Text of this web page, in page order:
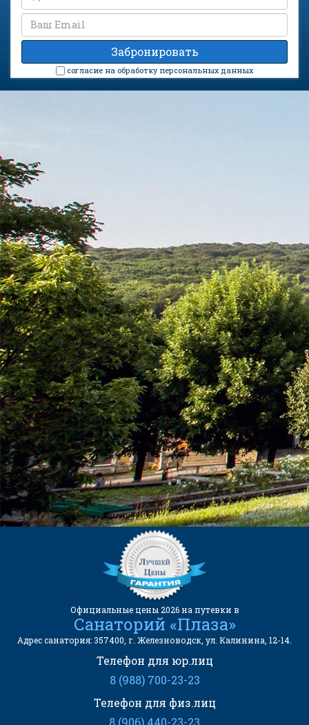
cогласие на обработку персональных данных
Санаторий «Плаза» на карте
КОНТАКТЫ
ЕДИНОЙ СЛУЖБЫ БРОНИРОВАНИЯ:
8 (906) 440-23-23
(Бесплатный звонок)
kurortinfo@mail.ru
АДРЕС САНАТОРИЯ:
357400, г. Железноводск, ул.
Калинина, 12-14.
Официальные цены 2026 на путевки в
Санаторий «Плаза»
Адрес санатория: 357400, г. Железноводск, ул. Калинина, 12-14.
Телефон для юр.лиц
8 (988) 700-23-23
Телефон для физ.лиц
8 (906) 440-23-23